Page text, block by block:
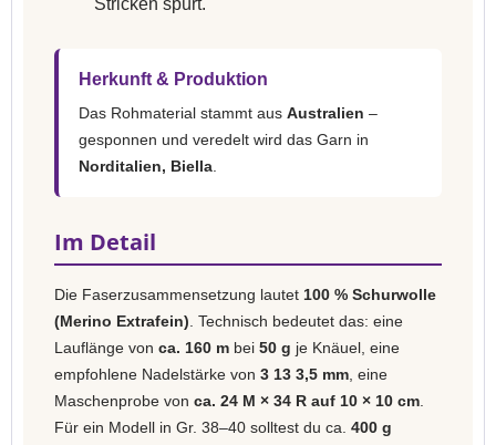
Stricken spürt.
Herkunft & Produktion
Das Rohmaterial stammt aus Australien –
gesponnen und veredelt wird das Garn in
Norditalien, Biella
Im Detail
Die Faserzusammensetzung lautet 100 % Schurwolle
(Merino Extrafein) . Technisch bedeutet das: eine
Lauflänge von ca. 160 m bei 50 g je Knäuel, eine
empfohlene Nadelstärke von 3 13 3,5 mm , eine
Maschenprobe von ca. 24 M × 34 R auf 10 × 10 cm
Für ein Modell in Gr. 38–40 solltest du ca. 400 g